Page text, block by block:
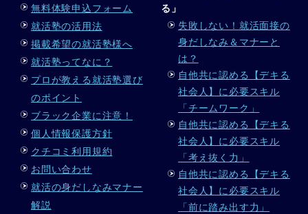
無料体験申込フォーム
就活塾の活用法
掲載希望の就活塾様へ
就活塾ってなに？
プロが教える就活塾選び
のポイント
ブラック企業に注意！
個人情報保護方針
クチコミ利用規約
お問い合わせ
就活の身だしなみマナー
解説
る」
失敗しない！就活面接の
身だしなみ＆マナーと
は？
自他共に認める【デキる
社会人】に必要スキル
「チームワーク」
自他共に認める【デキる
社会人】に必要スキル
「考え抜く力」
自他共に認める【デキる
社会人】に必要スキル
「前に踏み出す力」